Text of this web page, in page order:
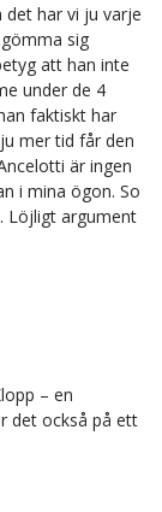
det har vi ju varje
sig
att han inte
under de 4
faktiskt har
mer tid får den
är ingen
i mina ögon. So
Löjligt argument
– en
det också på ett